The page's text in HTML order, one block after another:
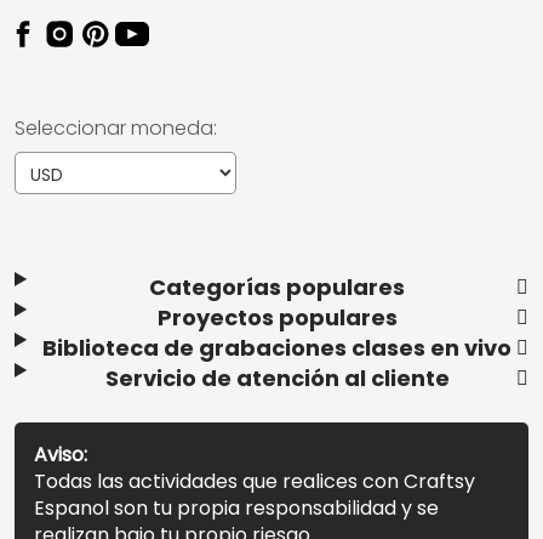
Categorías populares
Proyectos populares
Biblioteca de grabaciones clases en vivo
Servicio de atención al cliente
Seleccionar moneda:
Aviso:
Todas las actividades que realices con Craftsy
Espanol son tu propia responsabilidad y se